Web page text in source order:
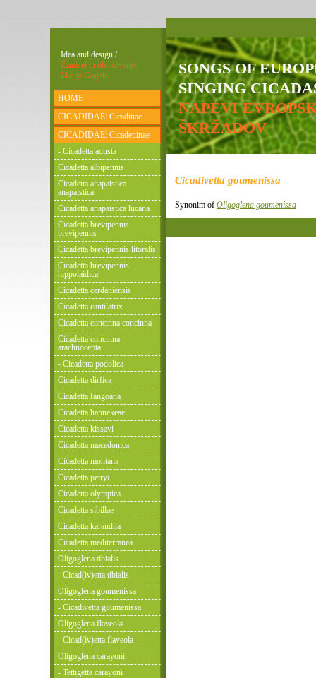
SONGS OF
SINGING
NAPEVI
ŠKRŽADOV
Cicadivetta goumenissa
Synonim of Oligoglena goumenissa
Idea and design /
Zamisel in oblikovanje:
Matija Gogala
HOME
CICADIDAE: Cicadinae
CICADIDAE: Cicadettinae
- Cicadetta adusta
Cicadetta albipennis
Cicadetta anapaistica
anapaistica
Cicadetta anapaistica lucana
Cicadetta brevipennis
brevipennis
Cicadetta brevipennis litoralis
Cicadetta brevipennis
hippolaidica
Cicadetta cerdaniensis
Cicadetta cantilatrix
Cicadetta concinna concinna
Cicadetta concinna
arachnocepta
- Cicadetta podolica
Cicadetta dirfica
Cicadetta fangoana
Cicadetta hannekeae
Cicadetta kissavi
Cicadetta macedonica
Cicadetta montana
Cicadetta petryi
Cicadetta olympica
Cicadetta sibillae
Cicadetta karandila
Cicadetta mediterranea
Oligoglena tibialis
- Cicad(iv)etta tibialis
Oligoglena goumenissa
- Cicadivetta goumenissa
Oligoglena flaveola
- Cicad(iv)etta flaveola
Oligoglena carayoni
- Tettigetta carayoni